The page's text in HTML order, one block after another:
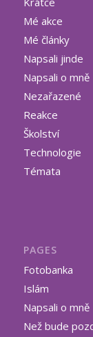
Mé akce
Mé články
Napsali jinde
Napsali o mně
Nezařazené
Reakce
Školství
Technologie
Témata
PAGES
Fotobanka
Islám
Napsali o mně
Než bude